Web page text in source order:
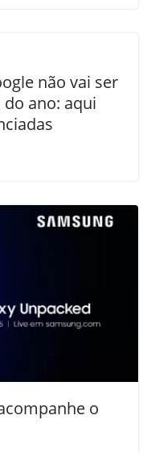
não vai ser
ano: aqui
o